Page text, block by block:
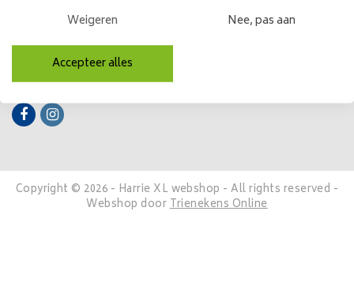
Categorieën
Contactgegevens
Volg ons
Copyright © 2026 - Harrie XL webshop - All rights reserved -
Webshop doorTrienekens Online
Weigeren Nee, pas aan
Accepteer alles